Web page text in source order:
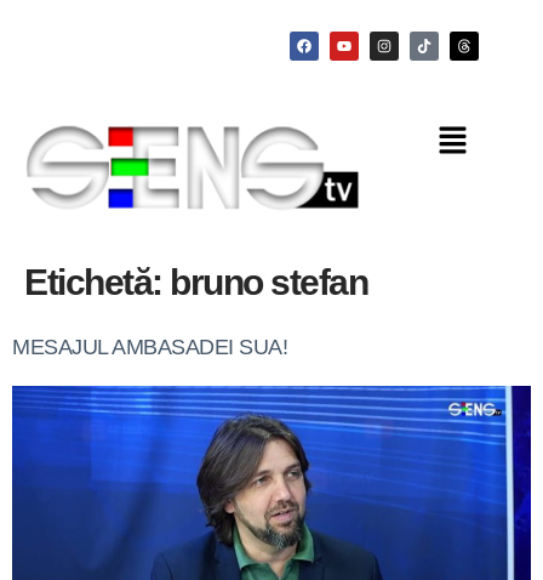
Etichetă: bruno stefan
MESAJUL AMBASADEI SUA!